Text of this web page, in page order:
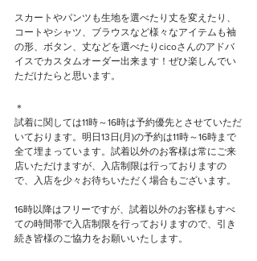
スカートやパンツも生地を選べたり丈を変えたり、
コートやシャツ、ブラウスなど様々なアイテムも袖
の形、ボタン、丈などを選べたりcicoさんのアドバ
イスでカスタムオーダー出来ます！ぜひ楽しんでい
ただけたらと思います。
＊
試着に関しては11時～16時は予約優先とさせていただ
いております。明日13日(月)の予約は11時～16時まで
全て埋まっています。試着以外のお客様は常にご来
店いただけますが、入店制限は行っておりますの
で、入店を少々お待ちいただく場合もございます。
16時以降はフリーですが、試着以外のお客様もすべ
ての時間帯で入店制限を行っておりますので、引き
続き皆様のご協力をお願いいたします。